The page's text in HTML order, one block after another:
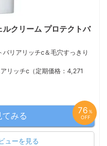
クリーム プロテクトバ
バリアリッチc＆毛穴すっきり
リッチc（定期価格：4,271
みる
76 ％
OFF
ューを見る